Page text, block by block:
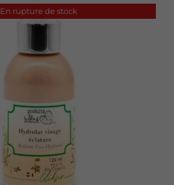
En rupture de stock